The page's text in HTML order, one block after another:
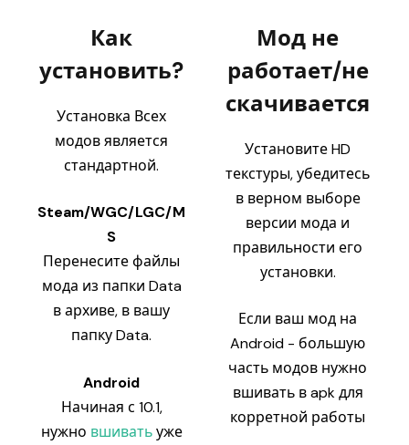
Как
установить?
Установка Всех
модов является
стандартной.
Steam/WGC/LGC/M
S
Перенесите файлы
мода из папки Data
в архиве, в вашу
папку Data.
Android
Начиная с 10.1,
нужно вшиватьуже
Мод не
работает/не
скачивается
Установите HD
текстуры, убедитесь
в верном выборе
версии мода и
правильности его
установки.
Если ваш мод на
Android - большую
часть модов нужно
вшивать в apk для
корретной работы